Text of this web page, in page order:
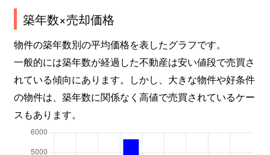
築年数×売却価格
物件の築年数別の平均価格を表したグラフです。
一般的には築年数が経過した不動産は安い値段で売買さ
れている傾向にあります。しかし、大きな物件や好条件
の物件は、築年数に関係なく高値で売買されているケー
スもあります。